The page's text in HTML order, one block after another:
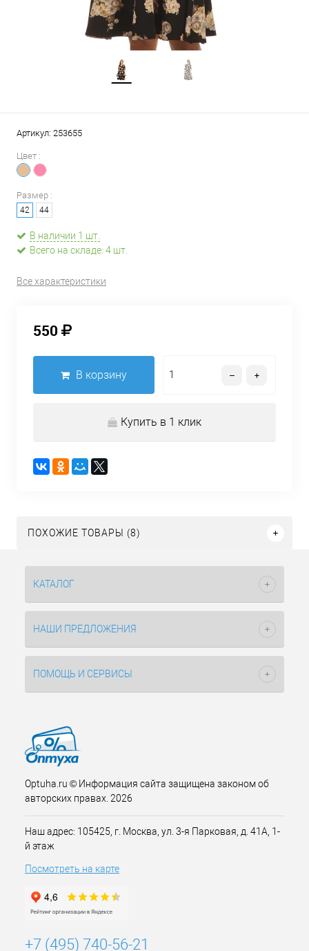
Артикул: 253655
Цвет :
Размер :
42 44
В наличии 1 шт.
Всего на складе: 4 шт.
Все характеристики
550
В корзину
Купить в 1 клик
ПОХОЖИЕ ТОВАРЫ (8)
КАТАЛОГ
НАШИ ПРЕДЛОЖЕНИЯ
ПОМОЩЬ И СЕРВИСЫ
Optuha.ru © Информация сайта защищена законом об
авторских правах. 2026
Наш адрес: 105425, г. Москва, ул. 3-я Парковая, д. 41А, 1-
й этаж
Посмотреть на карте
+7 (495) 740-56-21